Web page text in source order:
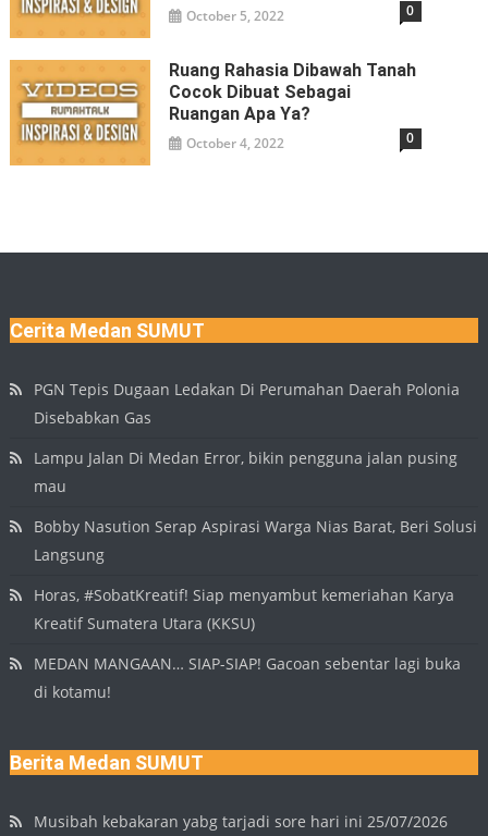
October 5, 2022 0
Ruang Rahasia Dibawah Tanah
Cocok Dibuat Sebagai
Ruangan Apa Ya?
October 4, 2022 0
Cerita Medan SUMUT
PGN Tepis Dugaan Ledakan Di Perumahan Daerah Polonia
Disebabkan Gas
Lampu Jalan Di Medan Error, bikin pengguna jalan pusing
mau
Bobby Nasution Serap Aspirasi Warga Nias Barat, Beri Solusi
Langsung
Horas, #SobatKreatif! Siap menyambut kemeriahan Karya
Kreatif Sumatera Utara (KKSU)
MEDAN MANGAAN… SIAP-SIAP! Gacoan sebentar lagi buka
di kotamu!
Berita Medan SUMUT
Musibah kebakaran yabg tarjadi sore hari ini 25/07/2026